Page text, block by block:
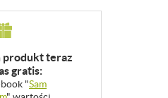
produkt teraz
gratis:
"Sam